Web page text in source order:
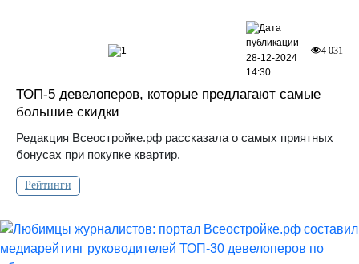
ТОП-5 девелоперов, которые предлагают самые
большие скидки
Редакция Всеостройке.рф рассказала о самых приятных
бонусах при покупке квартир.
Рейтинги
1 4 031
28-12-2024
14:30